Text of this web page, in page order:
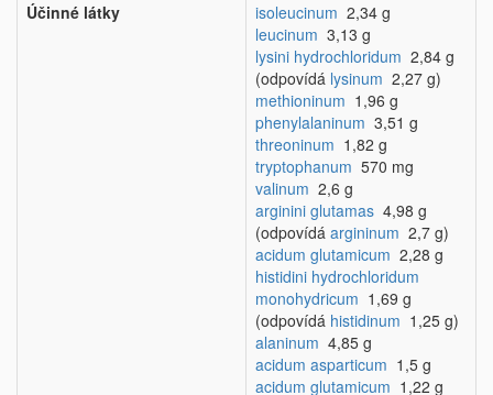
Účinné látky
isoleucinum 2,34 g
leucinum 3,13 g
lysini hydrochloridum 2,84 g
(odpovídá lysinum 2,27 g)
methioninum 1,96 g
phenylalaninum 3,51 g
threoninum 1,82 g
tryptophanum 570 mg
valinum 2,6 g
arginini glutamas 4,98 g
(odpovídá argininum 2,7 g)
acidum glutamicum 2,28 g
histidini hydrochloridum
monohydricum 1,69 g
(odpovídá histidinum 1,25 g)
alaninum 4,85 g
acidum asparticum 1,5 g
acidum glutamicum 1,22 g